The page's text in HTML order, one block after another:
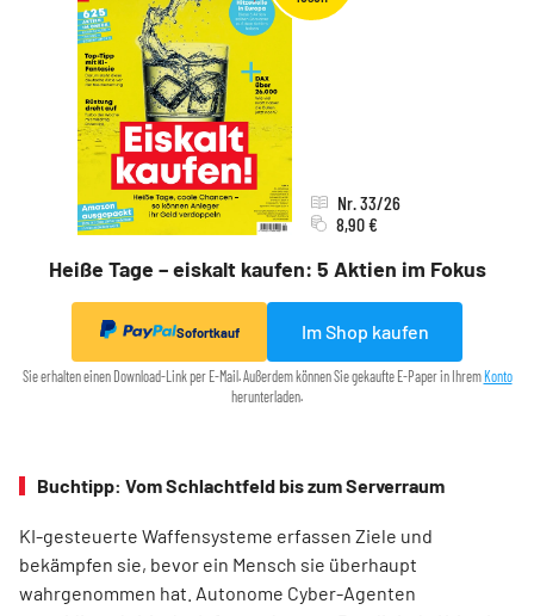
Heiße Tage – eiskalt kaufen: 5 Aktien im Fokus
Nr. 33/26
8,90 €
Sofortkauf Im Shop kaufen
Sie erhalten einen Download-Link per E-Mail. Außerdem können Sie gekaufte E-Paper in Ihrem Konto
herunterladen.
Buchtipp: Vom Schlachtfeld bis zum Serverraum
KI-gesteuerte Waffensysteme erfassen Ziele und
bekämpfen sie, bevor ein Mensch sie überhaupt
wahrgenommen hat. Autonome Cyber-Agenten